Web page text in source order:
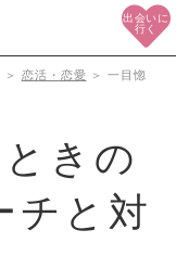
出会いに
行く
＞ 恋活・恋愛 ＞一目惚